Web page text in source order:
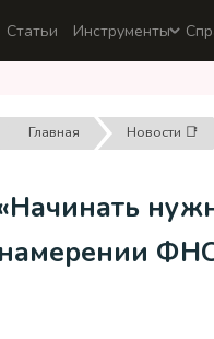
Статьи Инструменты
Главная Новости 📑
намерении ФНС